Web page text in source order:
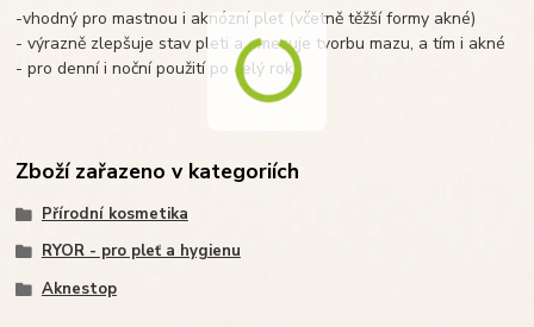
-vhodný pro mastnou i aknózní pleť (včetně těžší formy akné)
- výrazně zlepšuje stav pleti a omezuje tvorbu mazu, a tím i akné
- pro denní i noční použití po celý rok
Zboží zařazeno v kategoriích
Přírodní kosmetika
RYOR - pro pleť a hygienu
Aknestop